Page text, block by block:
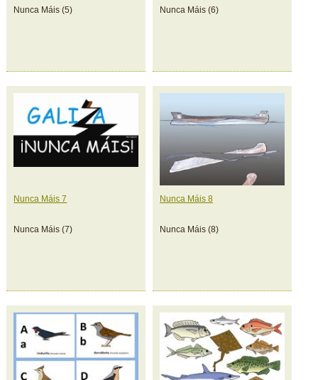
Nunca Máis (5) Nunca Máis (6)
Nunca Máis 7
Nunca Máis (7)
Nunca Máis 8
Nunca Máis (8)